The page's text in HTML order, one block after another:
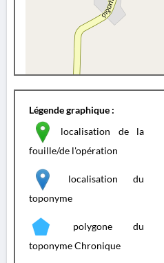
Légende graphique :
localisation de la
fouille/de l'opération
localisation du
toponyme
polygone du
toponyme Chronique